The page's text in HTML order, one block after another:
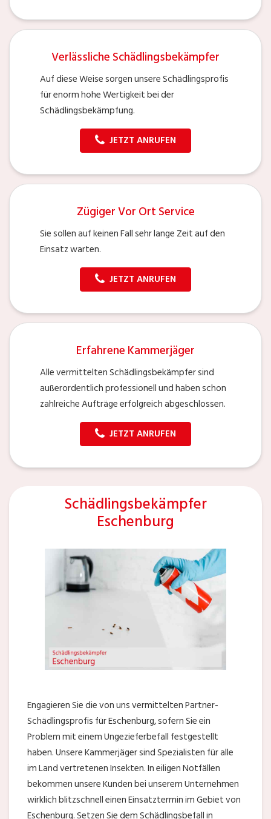
Verlässliche Schädlingsbekämpfer
Auf diese Weise sorgen unsere Schädlingsprofis
für enorm hohe Wertigkeit bei der
Schädlingsbekämpfung.
JETZT ANRUFEN
Zügiger Vor Ort Service
Sie sollen auf keinen Fall sehr lange Zeit auf den
Einsatz warten.
JETZT ANRUFEN
Erfahrene Kammerjäger
Alle vermittelten Schädlingsbekämpfer sind
außerordentlich professionell und haben schon
zahlreiche Aufträge erfolgreich abgeschlossen.
JETZT ANRUFEN
Schädlingsbekämpfer
Eschenburg
Engagieren Sie die von uns vermittelten Partner-
Schädlingsprofis für Eschenburg, sofern Sie ein
Problem mit einem Ungezieferbefall festgestellt
haben. Unsere Kammerjäger sind Spezialisten für alle
im Land vertretenen Insekten. In eiligen Notfällen
bekommen unsere Kunden bei unserem Unternehmen
wirklich blitzschnell einen Einsatztermin im Gebiet von
Eschenburg. Setzen Sie dem Schädlingsbefall in